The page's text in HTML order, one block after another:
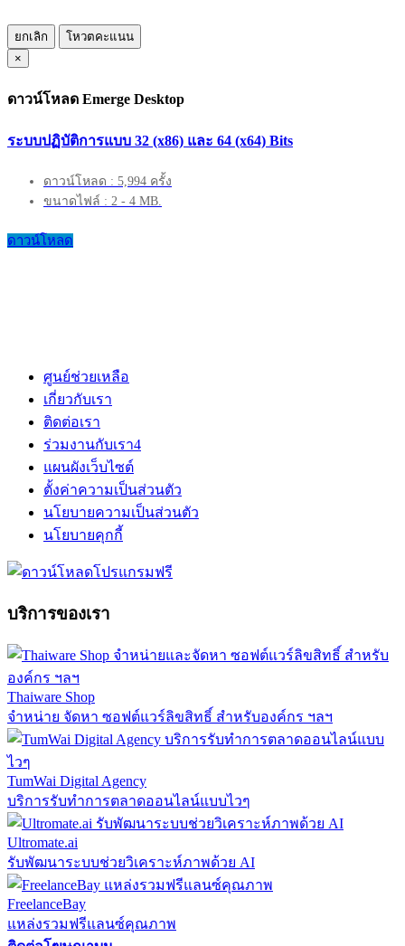
ยกเลิก
โหวตคะแนน
×
ดาวน์โหลด Emerge Desktop
ระบบปฏิบัติการแบบ 32 (x86) และ 64 (x64) Bits
ดาวน์โหลด : 5,994 ครั้ง
ขนาดไฟล์ : 2 - 4 MB.
ดาวน์โหลด
ศูนย์ช่วยเหลือ
เกี่ยวกับเรา
ติดต่อเรา
ร่วมงานกับเรา4
แผนผังเว็บไซต์
ตั้งค่าความเป็นส่วนตัว
นโยบายความเป็นส่วนตัว
นโยบายคุกกี้
บริการของเรา
Thaiware Shop
จำหน่าย จัดหา ซอฟต์แวร์ลิขสิทธิ์ สำหรับองค์กร ฯลฯ
TumWai Digital Agency
บริการรับทำการตลาดออนไลน์แบบไวๆ
Ultromate.ai
รับพัฒนาระบบช่วยวิเคราะห์ภาพด้วย AI
FreelanceBay
แหล่งรวมฟรีแลนซ์คุณภาพ